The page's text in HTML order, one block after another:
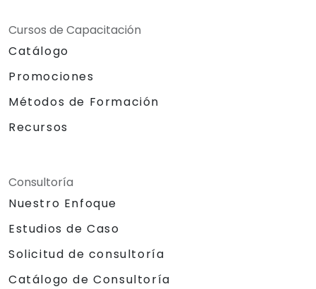
Cursos de Capacitación
Catálogo
Promociones
Métodos de Formación
Recursos
Consultoría
Nuestro Enfoque
Estudios de Caso
Solicitud de consultoría
Catálogo de Consultoría